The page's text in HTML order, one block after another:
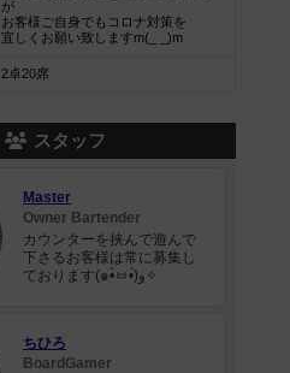
が
お客様ご自身でもコロナ対策を
宜しくお願い致しますm(_ _)m
2卓20席
スタッフ
Master
Owner Bartender
カウンターを挟んで遊んで
下さるお客様は常に募集し
ております(๑•̀ㅂ•́)و✧
ちひろ
BoardGamer